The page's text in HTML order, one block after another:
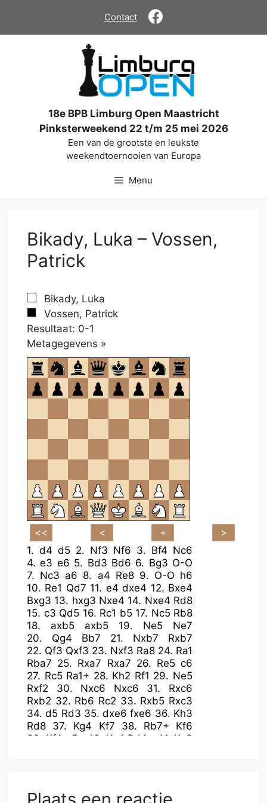
de
Contact
18e BPB Limburg Open Maastricht
Pinksterweekend 22 t/m 25 mei 2026
Een van de grootste en leukste
weekendtoernooien van Europa
Menu
Bikady, Luka – Vossen,
Patrick
Bikady, Luka
Vossen, Patrick
Resultaat: 0-1
Metagegevens »
om
te
openen.
1. d4 d5 2. Nf3 Nf6 3. Bf4 Nc6
4.e3 e6 5. Bd3 Bd6 6. Bg3 O-O
7. Nc3 a6 8. a4 Re8 9. O-O h6
10. Re1 Qd7 11. e4 dxe4 12. Bxe4
Bxg3 13. hxg3 Nxe4 14. Nxe4 Rd8
15. c3 Qd5 16. Rc1 b5 17. Nc5 Rb8
18. axb5 axb5 19. Ne5
Ne7
20. Qg4 Bb7 21. Nxb7
Rxb7
22. Qf3 Qxf3 23. Nxf3 Ra8 24. Ra1
Rba7 25. Rxa7 Rxa7 26. Re5 c6
27. Rc5 Ra1+ 28. Kh2 Rf1 29. Ne5
Rxf2
30. Nxc6 Nxc6 31. Rxc6
Rxb2 32. Rb6 Rc2 33. Rxb5 Rxc3
34.d5 Rd3 35.dxe6 fxe6 36. Kh3
Rd8 37. Kg4 Kf7 38. Rb7+
Kf6
39. Kf4 e5+ 40. Ke4 Rd4+ 41. Ke3